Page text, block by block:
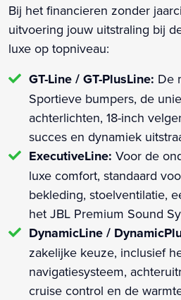
Bij het financieren zonder
uitvoering jouw uitstraling bij
luxe op topniveau:
GT-Line / GT-PlusLine: De
Sportieve bumpers, de
achterlichten, 18-inch
succes en dynamiek
ExecutiveLine: Voor de
luxe comfort, standaard
bekleding, stoelventilatie,
het JBL Premium Sound
DynamicLine /
zakelijke keuze, inclusief
navigatiesysteem,
cruise control en de